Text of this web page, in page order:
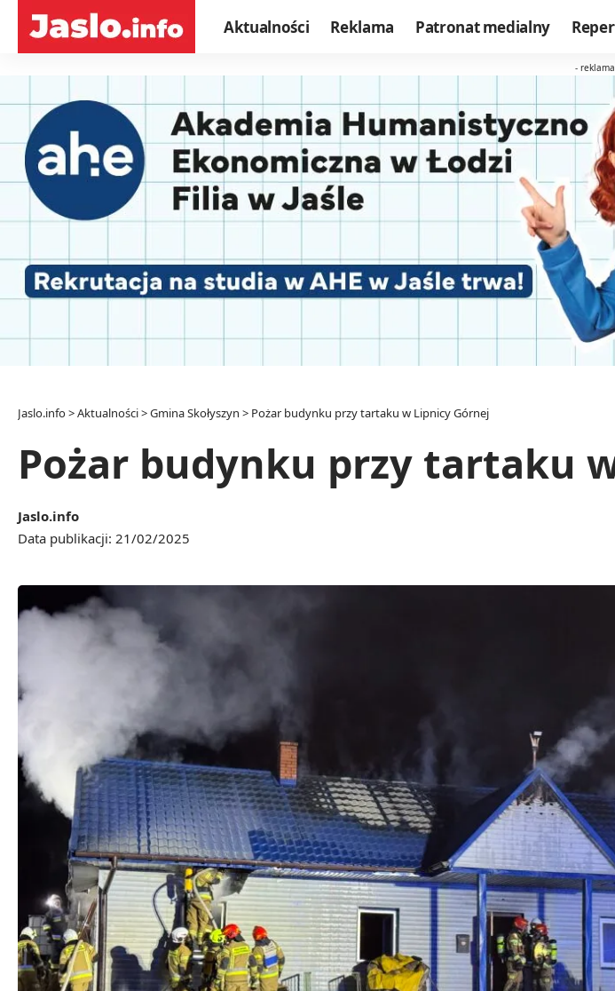
Aktualności Reklama Patronat medialny
-
Jaslo.info>Aktualności>Gmina Skołyszyn > Pożar budynku przy tartaku w Lipnicy Górnej
Pożar budynku przy tartaku
Data publikacji: 21/02/2025
Jaslo.info